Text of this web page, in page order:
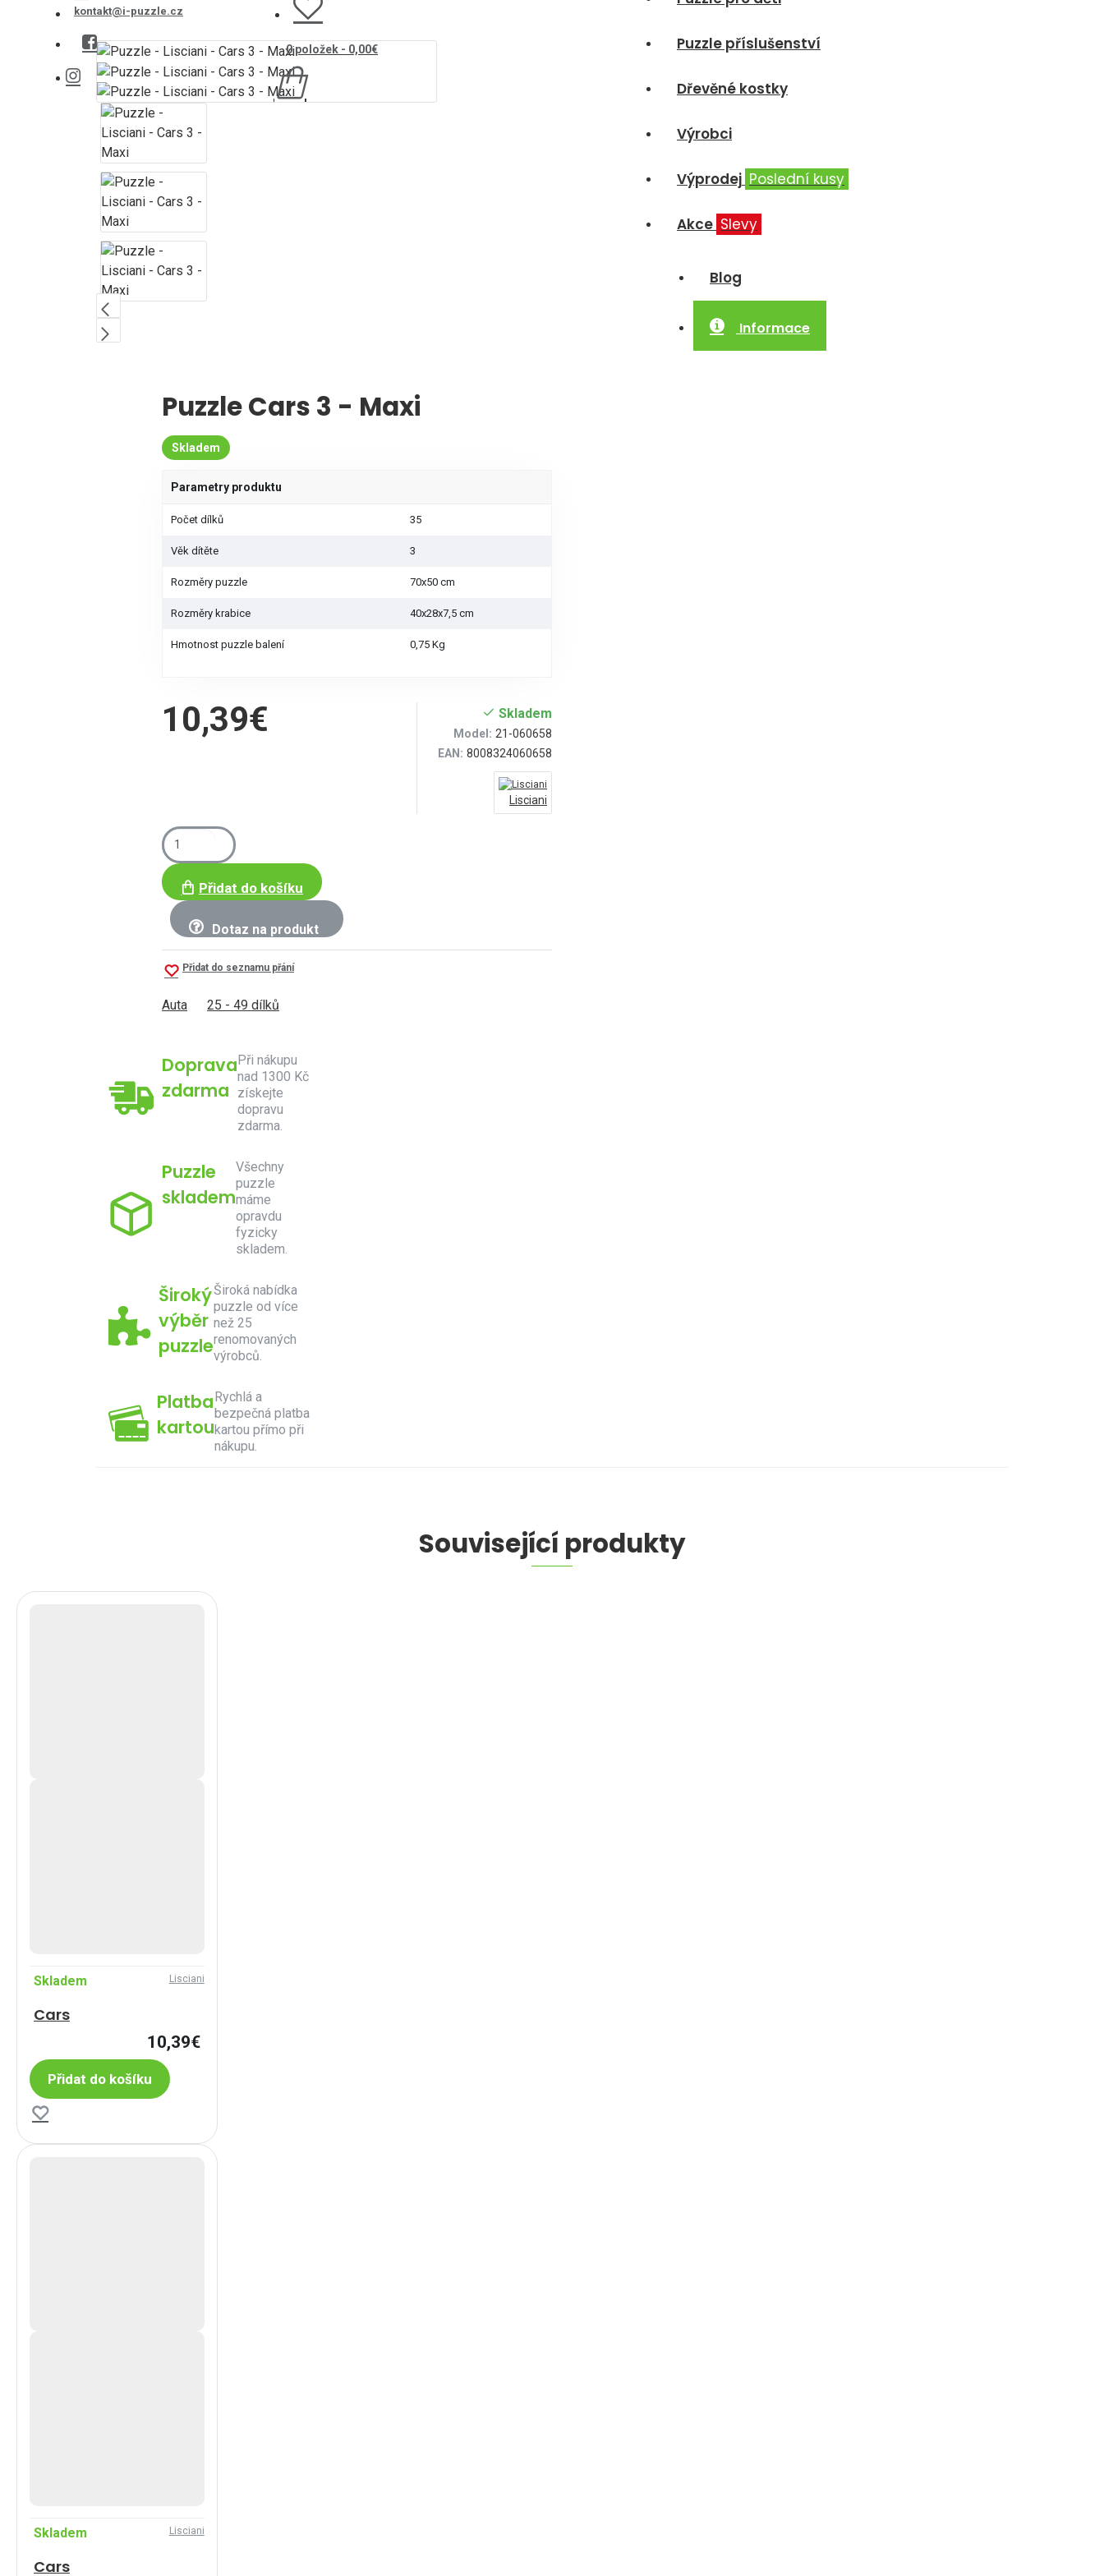
kontakt@i-puzzle.cz
0 položek - 0,00€ Puzzle příslušenství
Dřevěné kostky
Výrobci
Výprodej Poslední kusy
Akce Slevy
Blog
Informace
Puzzle Cars 3 - Maxi
Skladem
Parametry produktu
Počet dílků 35
Věk dítěte 3
Rozměry puzzle 70x50 cm
Rozměry krabice 40x28x7,5 cm
Hmotnost puzzle balení 0,75 Kg
10,39€ Skladem
Model: 21-060658
EAN: 8008324060658
Lisciani
Přidat do košíku
Dotaz na produkt
Přidat do seznamu přání
Auta 25 - 49 dílků
Doprava
zdarma
Při nákupu
nad 1300 Kč
získejte
dopravu
zdarma.
Puzzle
skladem
Všechny
puzzle
máme
opravdu
fyzicky
skladem.
Široký
výběr
puzzle
Široká nabídka
puzzle od více
než 25
renomovaných
výrobců.
Platba
kartou
Rychlá a
bezpečná platba
kartou přímo při
nákupu.
Související produkty
Skladem Lisciani
Cars
10,39€
Přidat do košíku
Skladem Lisciani
Cars